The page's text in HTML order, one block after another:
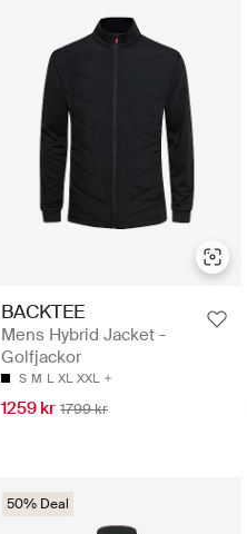
BACKTEE
Mens Hybrid Jacket -
Golfjackor
S M L XL XXL
1259 kr 1799 kr
50% Deal